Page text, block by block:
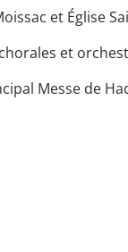
et Église
et
Messe de